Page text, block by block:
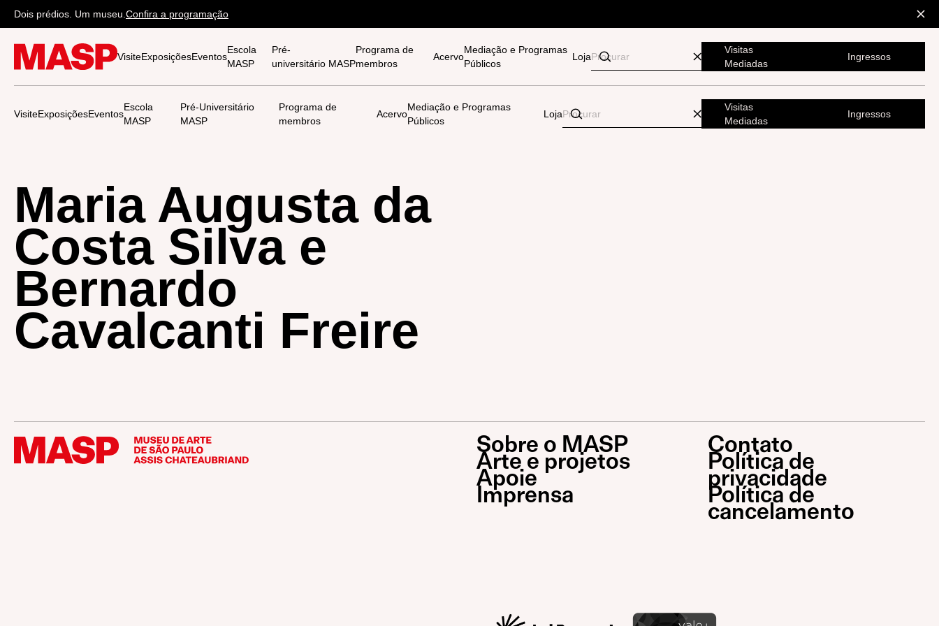
Dois prédios. Um museu. Confira a programação
VisiteExposiçõesEventos
Escola
MASP
Pré-
universitário MASP
Programa de
membros
Acervo
Mediação e Programas
Públicos
Loja
Visitas
Mediadas
Ingressos
VisiteExposiçõesEventos
Escola
MASP
Pré-Universitário
MASP
Programa de
membros
Acervo
Mediação e Programas
Públicos
Loja
Visitas
Mediadas
Ingressos
Maria Augusta da
Costa Silva e
Bernardo
Cavalcanti Freire
Sobre o MASP
Arte e projetos
Apoie
Imprensa
Contato
Política de
privacidade
Política de
cancelamento